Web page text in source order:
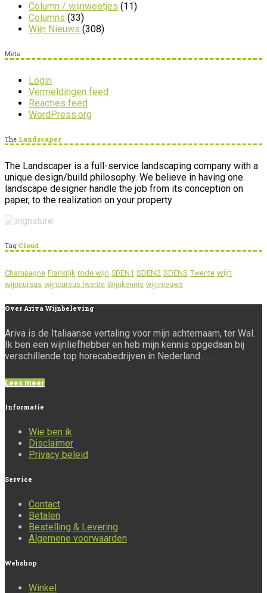
Column / wijnweetjes (11)
Columns (33)
Wijn Nieuws (308)
Meta
Login
Vermeldingen feed
Reacties feed
WordPress.org
The Landscaper
The Landscaper is a full-service landscaping company with a
unique design/build philosophy. We believe in having one
landscape designer handle the job from its conception on
paper, to the realization on your property
Tag Cloud
Champagne Frankrijk rode wijn SDEN1 SDEN2 SDEN3 Twente wijn
wijncursus wijncursus twente Wijnkennis wijnnieuws
Over Ariva Wijnbeleving
Ariva is de Italiaanse vertaling voor mijn achternaam, ter Wal.
Ik ben een wijnliefhebber en heb mijn kennis opgedaan bij
verschillende top horecabedrijven in Nederland . . .
Lees meer
Informatie
Wie ben ik
Disclaimer
Privacy beleid
Service
Contact
Betalen
Bestelling & Levering
Algemene voorwaarden
Webshop
Winkel